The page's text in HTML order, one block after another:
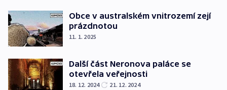
Obce v australském vnitrozemí zejí
prázdnotou
11. 1. 2025
Další část Neronova paláce se
otevřela veřejnosti
18. 12. 2024 21. 12. 2024